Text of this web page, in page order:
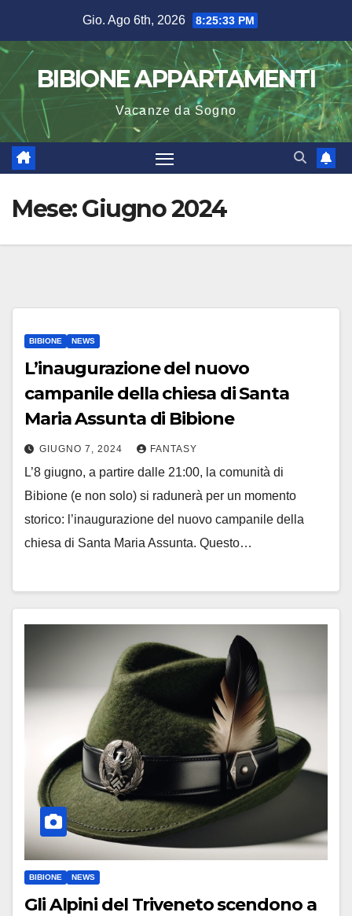
contenuto
Gio. Ago 6th, 2026 8:25:34 PM
BIBIONE APPARTAMENTI
Vacanze da Sogno
Mese:Giugno 2024
BIBIONE NEWS
L’inaugurazione del nuovo
campanile della chiesa di Santa
Maria Assunta di Bibione
GIUGNO 7, 2024 FANTASY
L’8 giugno, a partire dalle 21:00, la comunità di
Bibione (e non solo) si radunerà per un momento
storico: l’inaugurazione del nuovo campanile della
chiesa di Santa Maria Assunta. Questo…
BIBIONE NEWS
Gli Alpini del Triveneto scendono a